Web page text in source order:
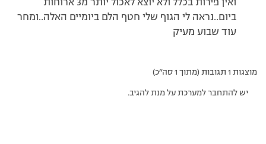
ואין פירות בכלל ולא יוצא לאכול יותר מ3 ארוחות
ביום..נראה לי הגוף שלי חטף הלם ביומיים האלה..ומחר
עוד שבוע מעיק
מוצגות 1 תגובות (מתוך 1 סה״כ)
יש להתחבר למערכת על מנת להגיב.